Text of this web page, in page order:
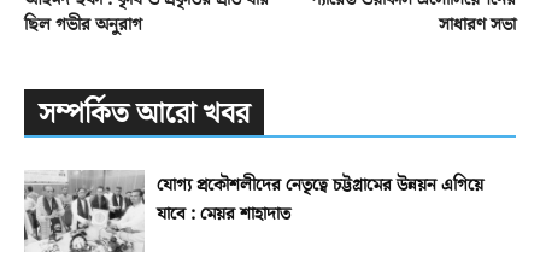
ছিল গভীর অনুরাগ
সাধারণ সভা
সম্পর্কিত আরো খবর
যোগ্য প্রকৌশলীদের নেতৃত্বে চট্টগ্রামের উন্নয়ন এগিয়ে
যাবে : মেয়র শাহাদাত